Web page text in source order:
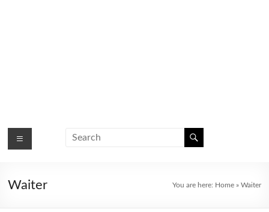
Waiter You are here: Home» Waiter